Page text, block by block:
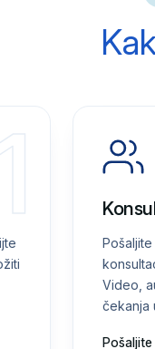
Video,
čekanja